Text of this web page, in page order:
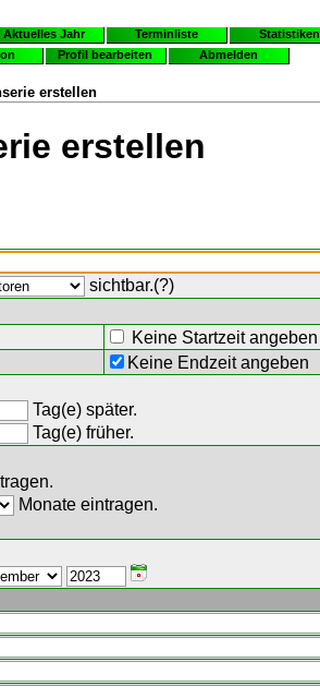
Aktuelles Jahr Terminliste
Statistiken
Profil bearbeiten Abmelden
erstellen
erstellen
sichtbar.(?)
Keine Startzeit angeben
Keine Endzeit angeben
Tag(e) später.
Tag(e) früher.
Monate eintragen.